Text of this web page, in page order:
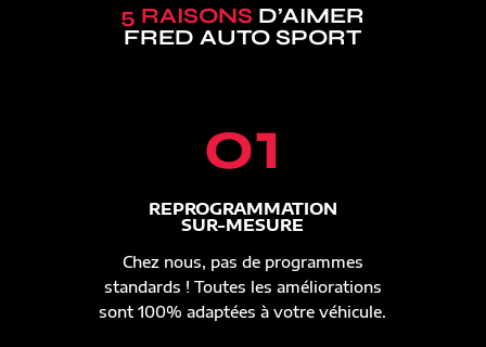
5 RAISONS D’AIMER
FRED AUTO SPORT
01
REPROGRAMMATION
SUR-MESURE
Chez nous, pas de programmes
standards ! Toutes les améliorations
sont 100% adaptées à votre véhicule.